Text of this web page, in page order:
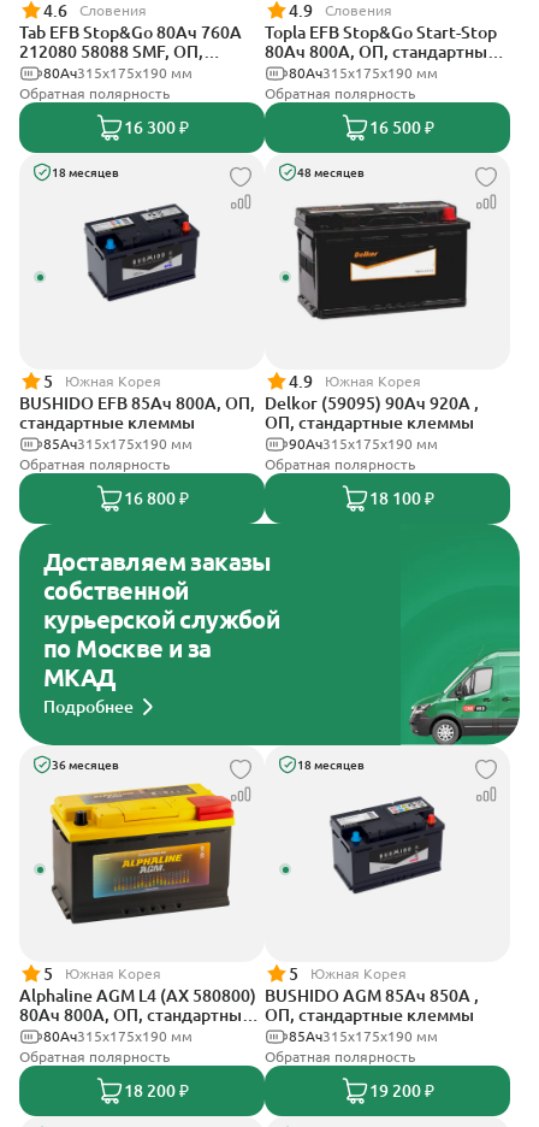
4.6 Словения
Tab EFB Stop&Go 80Ач 760А
212080 58088 SMF, ОП,
стандартные клеммы
315x175x190 мм
80Ач
Обратная полярность
16 300 ₽
4.9 Словения
Topla EFB Stop&Go Start-Stop
80Ач 800А, ОП, стандартные
клеммы315x175x190 мм
80Ач
Обратная полярность
16 500 ₽
18 месяцев
5 Южная Корея
BUSHIDO EFB 85Ач 800А, ОП,
стандартные клеммы
315x175x190 мм
85Ач
Обратная полярность
16 800 ₽
48 месяцев
4.9 Южная Корея
Delkor (59095) 90Ач 920А ,
ОП, стандартные клеммы
315x175x190 мм
90Ач
Обратная полярность
18 100 ₽
Доставляем заказы
собственной
курьерской службой
по Москве и за
МКАД
Подробнее
36 месяцев
5 Южная Корея
Alphaline AGM L4 (AX 580800)
80Ач 800А, ОП, стандартные
клеммы315х175х190 мм
80Ач
Обратная полярность
18 200 ₽
18 месяцев
5 Южная Корея
BUSHIDO AGM 85Ач 850А ,
ОП, стандартные клеммы
315x175x190 мм
85Ач
Обратная полярность
19 200 ₽